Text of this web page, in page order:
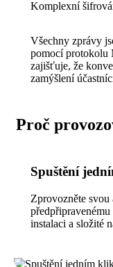
Komplexní
Všechny zprávy
pomocí protokolu
zajišťuje, že
zamýšlení
Proč
Spuštění
Zprovozněte
instalaci a složité